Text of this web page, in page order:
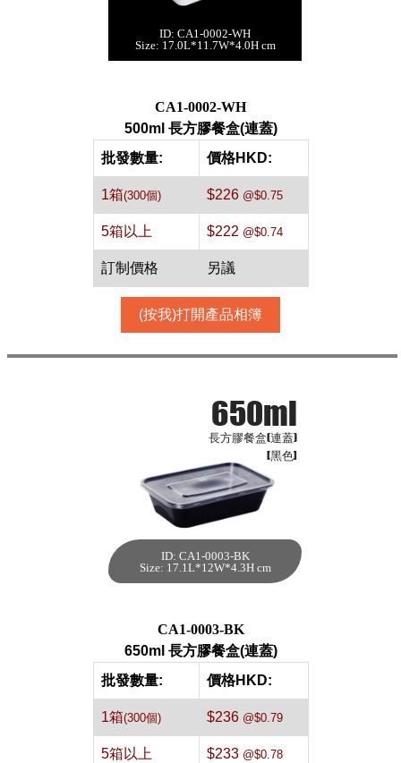
ID: CA1-0002-WH
Size: 17.0L*11.7W*4.0H cm
500ml 長方膠餐盒
(連蓋)[白色,300件]
CA1-0002-WH
500ml 長方膠餐盒(連蓋)
批發數量:
價格HKD:
1箱(300個) $226@$0.75
5箱以上 $222@$0.74
訂制價格 另議
(按我)打開產品相簿
650ml
長方膠餐盒(連蓋)
[黑色]
ID: CA1-0003-BK
Size: 17.1L*12W*4.3H cm
650ml 長方膠餐盒
(連蓋)[黑色,300個]
CA1-0003-BK
650ml 長方膠餐盒(連蓋)
批發數量:
價格HKD:
1箱(300個) $236@$0.79
5箱以上 $233@$0.78